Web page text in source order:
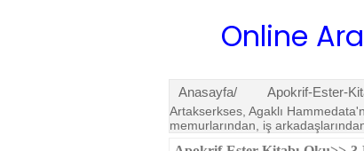
Online
Anasayfa/ Apokrif-Ester-
Artakserkses, Agaklı
memurların­dan, iş